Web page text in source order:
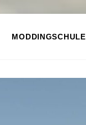
MODDINGSCHULE